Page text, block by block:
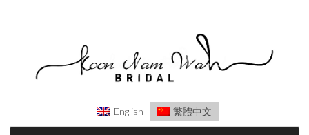
English 繁體中文